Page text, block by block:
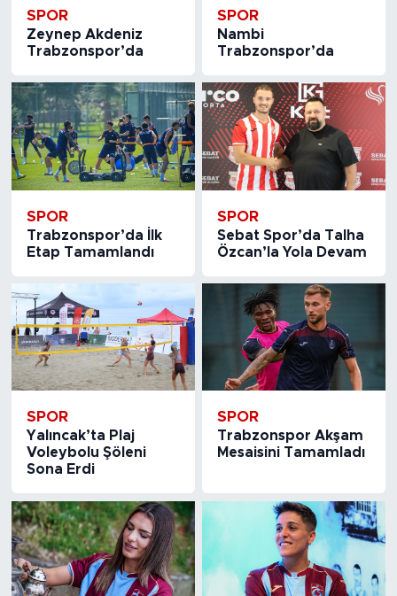
SPOR
Zeynep Akdeniz
Trabzonspor’da
SPOR
Nambi
Trabzonspor’da
SPOR
Trabzonspor’da İlk
Etap Tamamlandı
SPOR
Sebat Spor’da Talha
Özcan’la Yola Devam
SPOR
Yalıncak’ta Plaj
Voleybolu Şöleni
Sona Erdi
SPOR
Trabzonspor Akşam
Mesaisini Tamamladı